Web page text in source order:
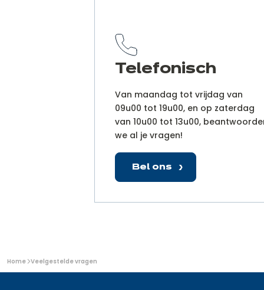
Telefonisch
Van maandag tot vrijdag van
09u00 tot 19u00, en op zaterdag
van 10u00 tot 13u00,
we al je vragen!
Bel ons
U
bevindt
Home Veelgestelde vragen